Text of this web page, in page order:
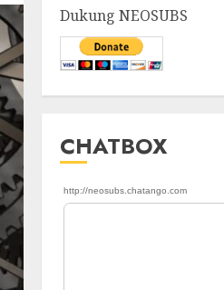
Dukung NEOSUBS
CHATBOX